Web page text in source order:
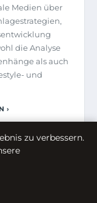
Medien über
die Analyse
als auch
und
›
zu verbessern.